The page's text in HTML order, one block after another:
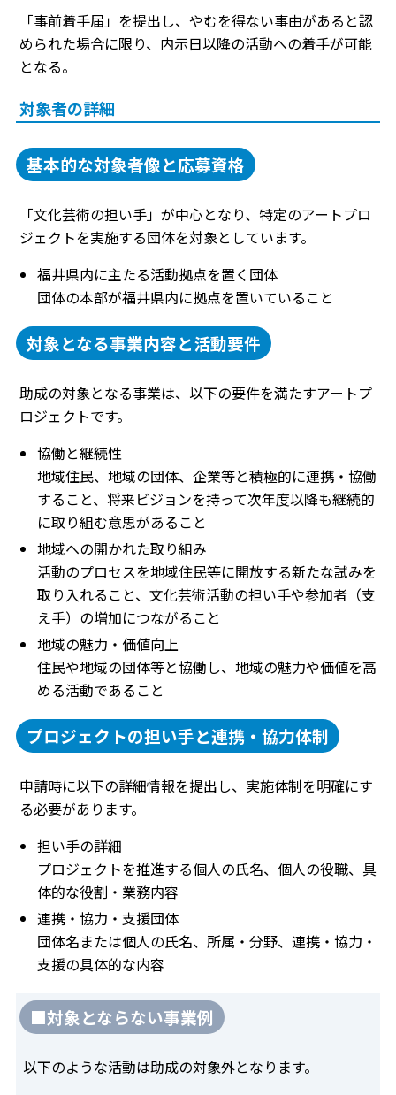
「事前着手届」を提出し、やむを得ない事由があると認
められた場合に限り、内示日以降の活動への着手が可能
となる。
対象者の詳細
基本的な対象者像と応募資格
「文化芸術の担い手」が中心となり、特定のアートプロ
ジェクトを実施する団体を対象としています。
福井県内に主たる活動拠点を置く団体
団体の本部が福井県内に拠点を置いていること
対象となる事業内容と活動要件
助成の対象となる事業は、以下の要件を満たすアートプ
ロジェクトです。
協働と継続性
地域住民、地域の団体、企業等と積極的に連携・協働
すること、将来ビジョンを持って次年度以降も継続的
に取り組む意思があること
地域への開かれた取り組み
活動のプロセスを地域住民等に開放する新たな試みを
取り入れること、文化芸術活動の担い手や参加者（支
え手）の増加につながること
地域の魅力・価値向上
住民や地域の団体等と協働し、地域の魅力や価値を高
める活動であること
プロジェクトの担い手と連携・協力体制
申請時に以下の詳細情報を提出し、実施体制を明確にす
る必要があります。
担い手の詳細
プロジェクトを推進する個人の氏名、個人の役職、具
体的な役割・業務内容
連携・協力・支援団体
団体名または個人の氏名、所属・分野、連携・協力・
支援の具体的な内容
■対象とならない事業例
以下のような活動は助成の対象外となります。